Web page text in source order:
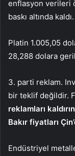
enflasyon verileri
baskı altında kaldı.
Platin 1.005,05
28,288 dolara
3. parti reklam.
bir teklif değildir.
reklamları kaldırın
Bakır fiyatları
Endüstriyel